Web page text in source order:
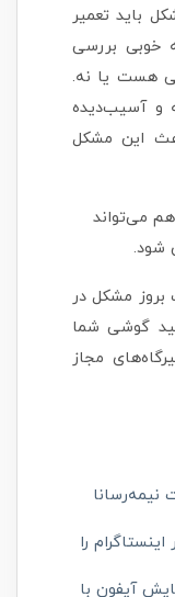
باید تعمیر
خوبی بررسی
هست یا نه.
و آسیب‌دیده
این مشکل
می‌تواند
شود.
بروز مشکل در
گوشی شما
مجاز
را
آیفون با